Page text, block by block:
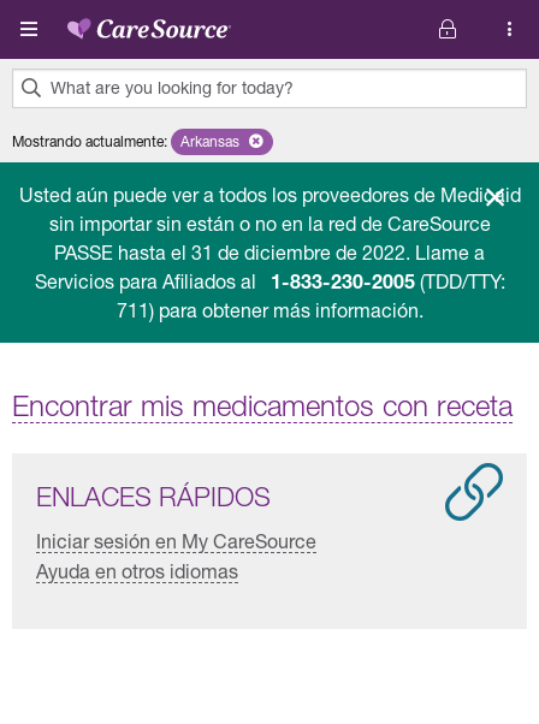
Pasar al contenido principal
What are you looking for today?
results
Mostrando actualmente: Remove selected state 'Arkansas'
Arkansas
Usted aún puede ver a todos los proveedores de Medicaid
sin importar sin están o no en la red de CareSource
PASSE hasta el 31 de diciembre de 2022. Llame a
Servicios para Afiliados al 1-833-230-2005(TDD/TTY:
711) para obtener más información.
Encontrar mis medicamentos con receta
ENLACES RÁPIDOS
Iniciar sesión en My CareSource
Ayuda en otros idiomas